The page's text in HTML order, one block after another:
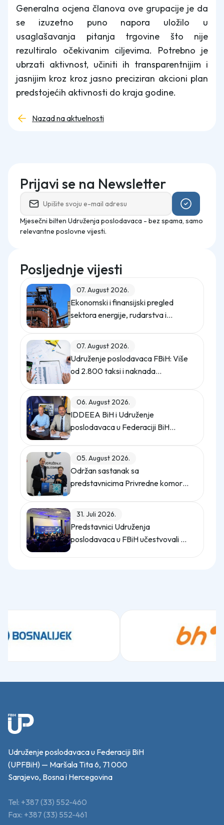
Generalna ocjena članova ove grupacije je da
se izuzetno puno napora uložilo u
usaglašavanja pitanja trgovine što nije
rezultiralo očekivanim ciljevima. Potrebno je
ubrzati aktivnost, učiniti ih transparentnijim i
jasnijim kroz kroz jasno preciziran akcioni plan
predstojećih aktivnosti do kraja godine.
Nazad na aktuelnosti
Prijavi se na Newsletter
Mjesečni bilten Udruženja poslodavaca - bez spama, samo
relevantne poslovne vijesti.
Posljednje vijesti
07. August 2026.
Ekonomski i finansijski pregled
sektora energije, rudarstva i
07. August 2026.
Udruženje poslodavaca FBiH: Više
od 2.800 taksi i naknada
06. August 2026.
IDDEEA BiH i Udruženje
poslodavaca u Federaciji BiH
05. August 2026.
Održan sastanak sa
predstavnicima Privredne komore
31. Juli 2026.
Predstavnici Udruženja
poslodavaca u FBiH učestvovali na
Udruženje poslodavaca u Federaciji BiH
(UPFBiH) — Maršala Tita 6, 71 000
Sarajevo, Bosna i Hercegovina
Tel: +387 (33) 552-460
Fax: +387 (33) 552-461